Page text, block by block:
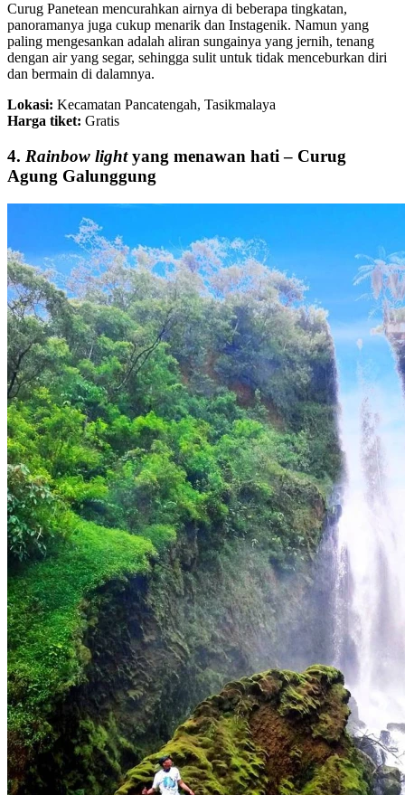
Curug Panetean mencurahkan airnya di beberapa tingkatan,
panoramanya juga cukup menarik dan Instagenik. Namun yang
paling mengesankan adalah aliran sungainya yang jernih, tenang
dengan air yang segar, sehingga sulit untuk tidak menceburkan diri
dan bermain di dalamnya.
Lokasi: Kecamatan Pancatengah, Tasikmalaya
Harga tiket: Gratis
4. Rainbow lightyang menawan hati – Curug
Agung Galunggung